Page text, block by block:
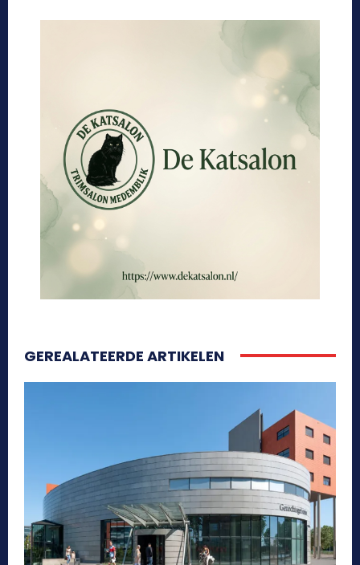
GEREALATEERDE ARTIKELEN